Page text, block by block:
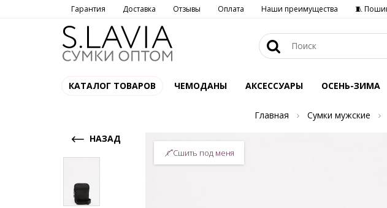
Гарантия Доставка Отзывы Оплата Наши преимущества 🧵
КАТАЛОГ ТОВАРОВ ЧЕМОДАНЫ АКСЕССУАРЫ ОСЕНЬ-ЗИМА
Главная Сумки мужские
НАЗАД
Сшить под меня